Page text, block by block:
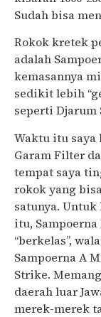
Sudah bisa
Rokok kretek
adalah
kemasannya
sedikit lebih
seperti Djarum
Waktu itu saya
Garam Filter
tempat saya
rokok yang
satunya. Untuk
itu,
“berkelas”,
Sampoerna A
Strike.
daerah luar
merek-merek